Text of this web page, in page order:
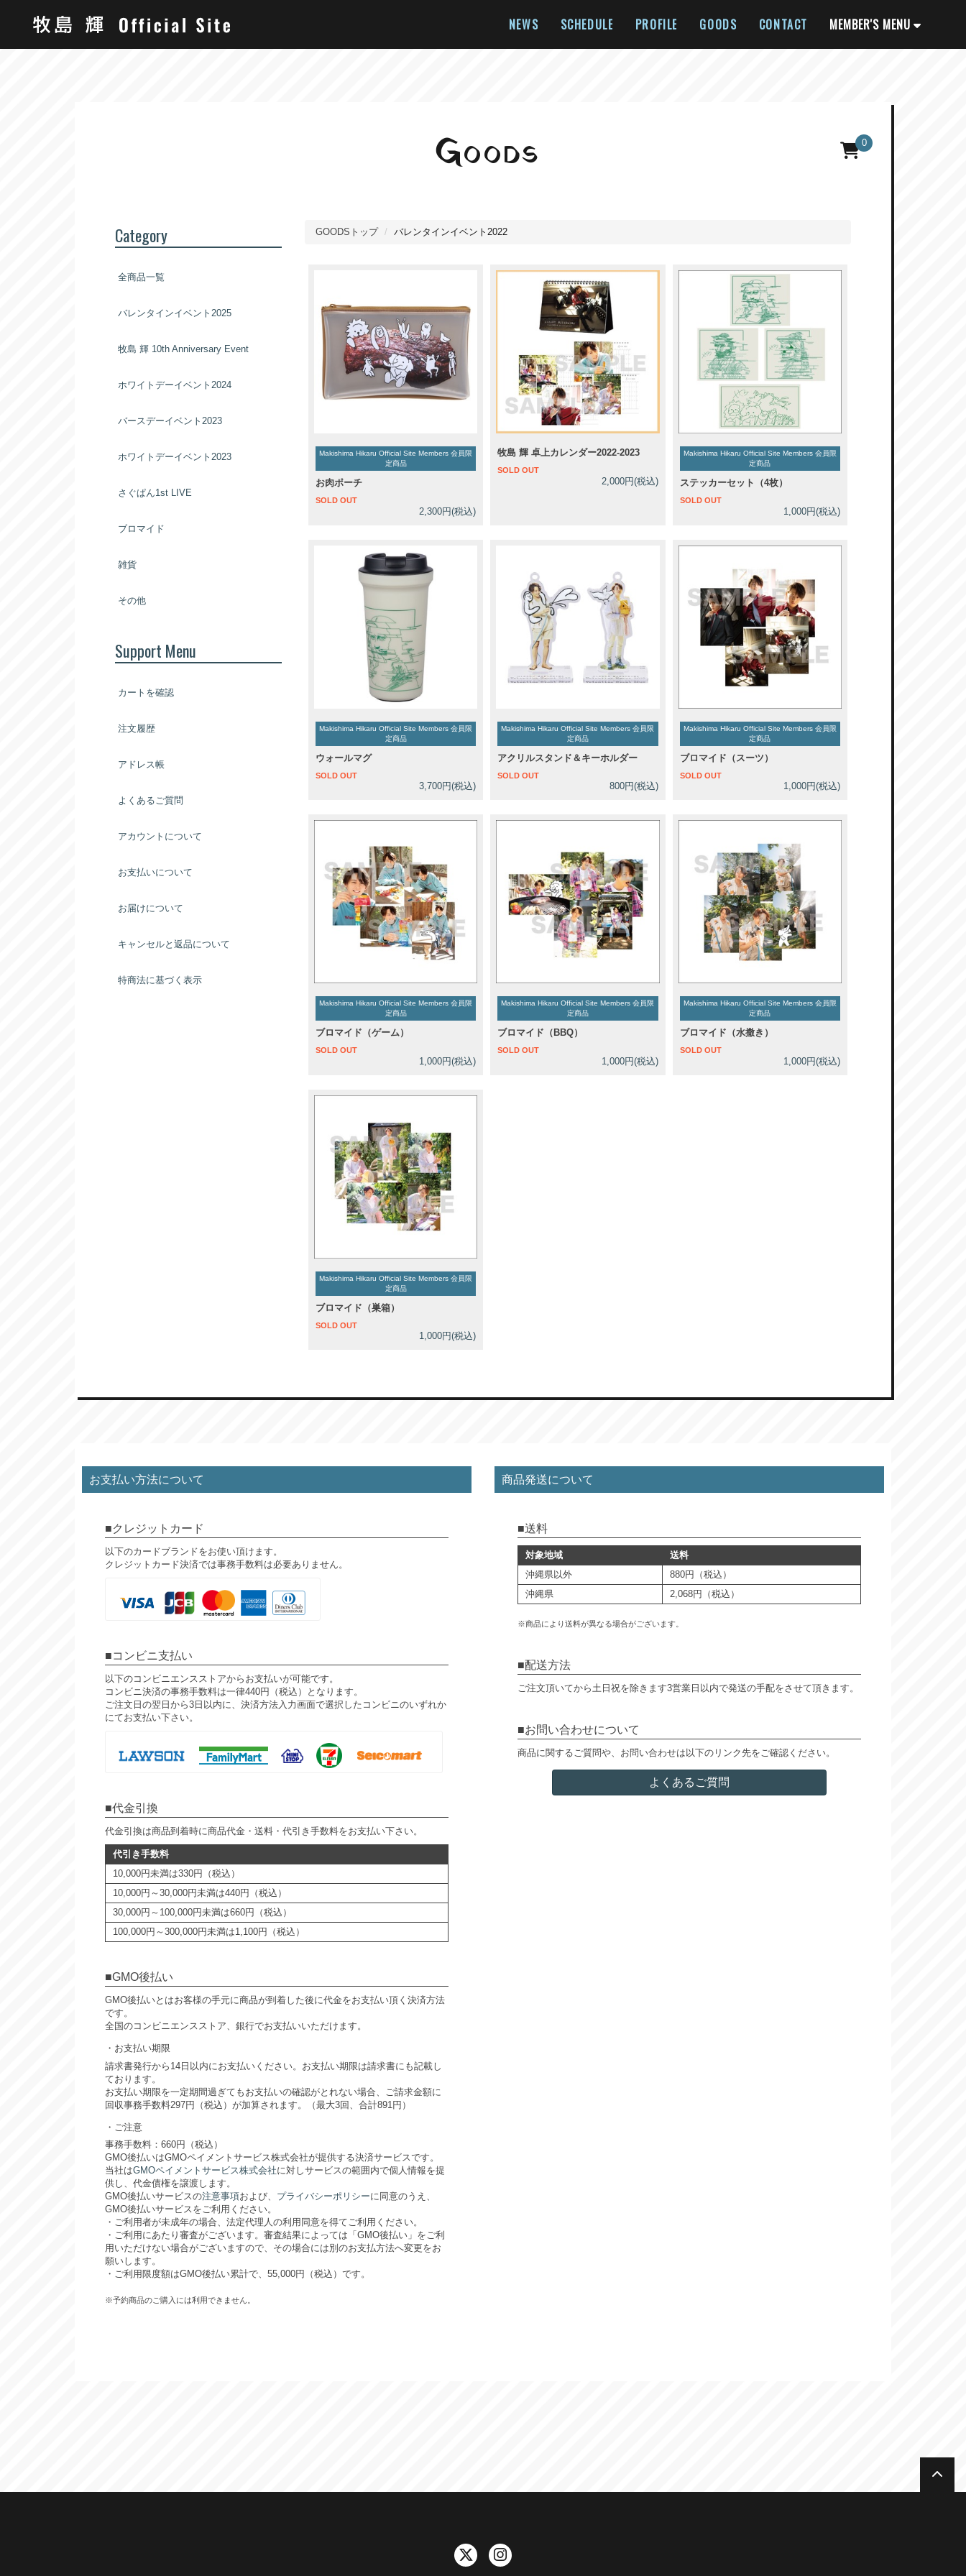
NEWS SCHEDULE PROFILE GOODS CONTACT MEMBER'S MENU
GOODS 0
Category
全商品一覧
バレンタインイベント2025
牧島 輝 10th Anniversary Event
ホワイトデーイベント2024
バースデーイベント2023
ホワイトデーイベント2023
さぐぱん1st LIVE
ブロマイド
雑貨
その他
Support Menu
カートを確認
注文履歴
アドレス帳
よくあるご質問
アカウントについて
お支払いについて
お届けについて
キャンセルと返品について
特商法に基づく表示
GOODSトップ バレンタインイベント2022
Makishima Hikaru Official Site Members 会員限
定商品
お肉ポーチ
SOLD OUT
2,300円(税込)
牧島 輝 卓上カレンダー2022-2023
SOLD OUT
2,000円(税込)
Makishima Hikaru Official Site Members 会員限
定商品
ステッカーセット（4枚）
SOLD OUT
1,000円(税込)
Makishima Hikaru Official Site Members 会員限
定商品
ウォールマグ
SOLD OUT
3,700円(税込)
Makishima Hikaru Official Site Members 会員限
定商品
アクリルスタンド＆キーホルダー
SOLD OUT
800円(税込)
Makishima Hikaru Official Site Members 会員限
定商品
ブロマイド（スーツ）
SOLD OUT
1,000円(税込)
Makishima Hikaru Official Site Members 会員限
定商品
ブロマイド（ゲーム）
SOLD OUT
1,000円(税込)
Makishima Hikaru Official Site Members 会員限
定商品
ブロマイド（BBQ）
SOLD OUT
1,000円(税込)
Makishima Hikaru Official Site Members 会員限
定商品
ブロマイド（水撒き）
SOLD OUT
1,000円(税込)
Makishima Hikaru Official Site Members 会員限
定商品
ブロマイド（巣箱）
SOLD OUT
1,000円(税込)
お支払い方法について
クレジットカード
以下のカードブランドをお使い頂けます。
クレジットカード決済では事務手数料は必要ありません。
コンビニ支払い
以下のコンビニエンスストアからお支払いが可能です。
コンビニ決済の事務手数料は一律440円（税込）となります。
ご注文日の翌日から3日以内に、決済方法入力画面で選択したコンビニのいずれか
にてお支払い下さい。
代金引換
代金引換は商品到着時に商品代金・送料・代引き手数料をお支払い下さい。
代引き手数料
10,000円未満は330円（税込）
10,000円～30,000円未満は440円（税込）
30,000円～100,000円未満は660円（税込）
100,000円～300,000円未満は1,100円（税込）
GMO後払い
GMO後払いとはお客様の手元に商品が到着した後に代金をお支払い頂く決済方法
です。
全国のコンビニエンスストア、銀行でお支払いいただけます。
お支払い期限
請求書発行から14日以内にお支払いください。お支払い期限は請求書にも記載し
ております。
お支払い期限を一定期間過ぎてもお支払いの確認がとれない場合、ご請求金額に
回収事務手数料297円（税込）が加算されます。（最大3回、合計891円）
ご注意
事務手数料：660円（税込）
GMO後払いはGMOペイメントサービス株式会社が提供する決済サービスです。
当社はGMOペイメントサービス株式会社に対しサービスの範囲内で個人情報を提
供し、代金債権を譲渡します。
GMO後払いサービスの注意事項および、 プライバシーポリシーに同意のうえ、
GMO後払いサービスをご利用ください。
・ご利用者が未成年の場合、法定代理人の利用同意を得てご利用ください。
・ご利用にあたり審査がございます。審査結果によっては「GMO後払い」をご利
用いただけない場合がございますので、その場合には別のお支払方法へ変更をお
願いします。
・ご利用限度額はGMO後払い累計で、55,000円（税込）です。
※予約商品のご購入には利用できません。
商品発送について
送料
対象地域
送料
沖縄県以外
880円（税込）
沖縄県
2,068円（税込）
※商品により送料が異なる場合がございます。
配送方法
ご注文頂いてから土日祝を除きます3営業日以内で発送の手配をさせて頂きます。
お問い合わせについて
商品に関するご質問や、お問い合わせは以下のリンク先をご確認ください。
よくあるご質問